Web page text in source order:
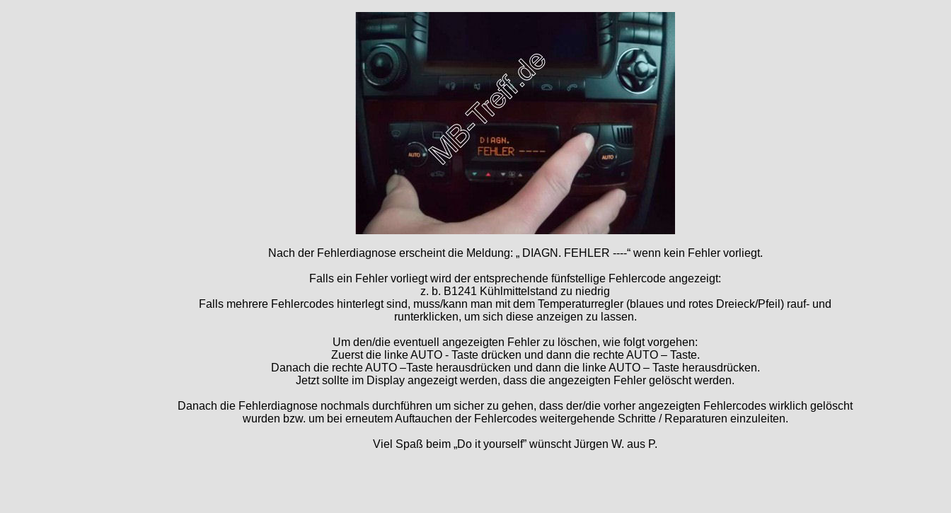
Nach der Fehlerdiagnose erscheint die Meldung: „ DIAGN. FEHLER ----“ wenn kein Fehler vorliegt.
Falls ein Fehler vorliegt wird der entsprechende fünfstellige Fehlercode angezeigt:
z. b. B1241 Kühlmittelstand zu niedrig
Falls mehrere Fehlercodes hinterlegt sind, muss/kann man mit dem Temperaturregler (blaues und rotes Dreieck/Pfeil) rauf- und
runterklicken, um sich diese anzeigen zu lassen.
Um den/die eventuell angezeigten Fehler zu löschen, wie folgt vorgehen:
Zuerst die linke AUTO - Taste drücken und dann die rechte AUTO – Taste.
Danach die rechte AUTO –Taste herausdrücken und dann die linke AUTO – Taste herausdrücken.
Jetzt sollte im Display angezeigt werden, dass die angezeigten Fehler gelöscht werden.
Danach die Fehlerdiagnose nochmals durchführen um sicher zu gehen, dass der/die vorher angezeigten Fehlercodes wirklich gelöscht
wurden bzw. um bei erneutem Auftauchen der Fehlercodes weitergehende Schritte / Reparaturen einzuleiten.
Viel Spaß beim „Do it yourself” wünscht Jürgen W. aus P.